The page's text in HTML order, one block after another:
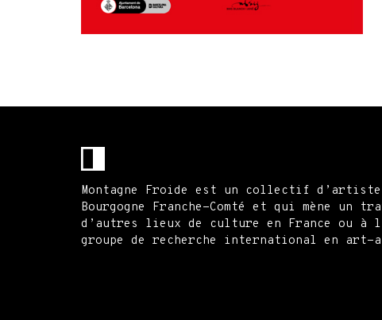
Montagne Froide est un collectif
Bourgogne Franche-Comté et qui mène un
d’autres lieux de culture en France ou à
groupe de recherche international en art-